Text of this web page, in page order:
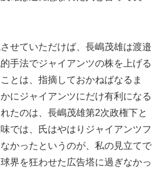
せていただけば、長嶋茂雄は渡邉
手法でジャイアンツの株を上げる
とは、指摘しておかねばなるま
にジャイアンツにだけ有利になる
たのは、長嶋茂雄第2次政権下と
では、氏はやはりジャイアンツフ
かったというのが、私の見立てで
界を狂わせた広告塔に過ぎなかっ